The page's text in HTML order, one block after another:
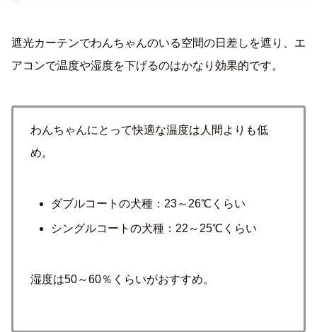
遮光カーテンでわんちゃんのいる空間の日差しを遮り、エ
アコンで温度や湿度を下げるのはかなり効果的です。
わんちゃんにとって快適な温度は人間よりも低
め。
ダブルコートの犬種：23～26℃くらい
シングルコートの犬種：22～25℃くらい
湿度は50～60％くらいがおすすめ。